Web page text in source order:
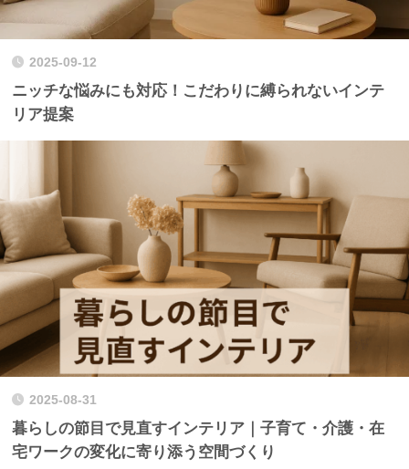
2025-09-12
ニッチな悩みにも対応！こだわりに縛られないインテ
リア提案
2025-08-31
暮らしの節目で見直すインテリア｜子育て・介護・在
宅ワークの変化に寄り添う空間づくり